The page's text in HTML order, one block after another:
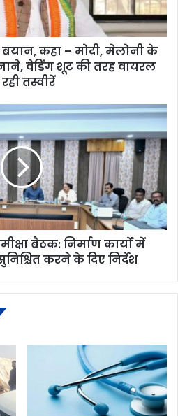
बयान, कहा – मोदी, मेलोनी के
वेडिंग शूट की तरह वायरल
रही तस्वीरें
बैठक: निर्माण कार्यों में
करने के दिए निर्देश